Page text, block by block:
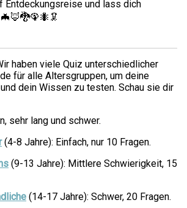
Entdeckungsreise und lass dich
haben viele Quiz unterschiedlicher
für alle Altersgruppen, um deine
dein Wissen zu testen. Schau sie dir
sehr lang und schwer.
(4-8 Jahre): Einfach, nur 10 Fragen.
(9-13 Jahre): Mittlere Schwierigkeit, 15
(14-17 Jahre): Schwer, 20 Fragen.